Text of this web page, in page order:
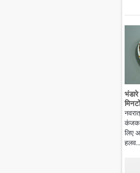
कंजक
लिए
हलव...